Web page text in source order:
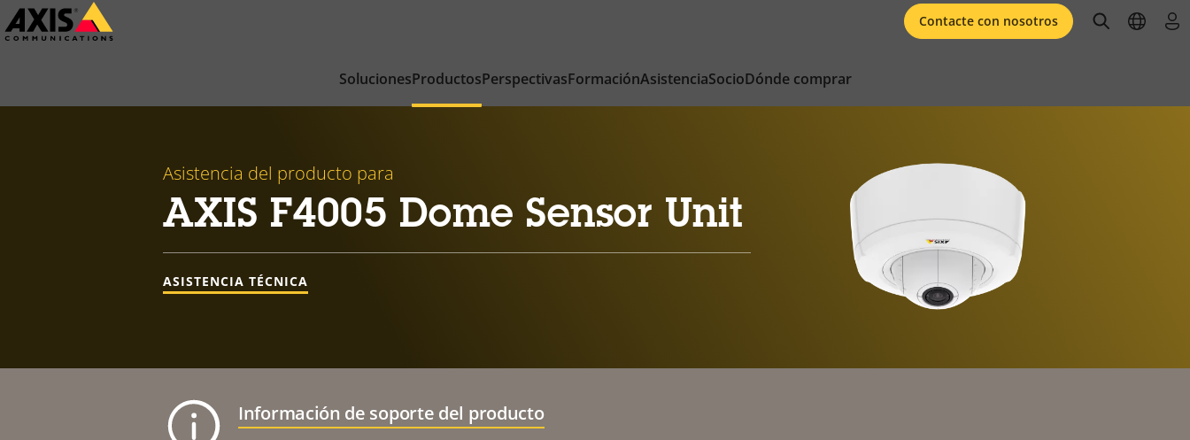
Saltar
al
SolucionesProductosPerspectivasFormaciónAsistenciaSocioDónde comprar
Contacte con nosotros openopen
Asistencia del producto para
AXIS F4005 Dome Sensor Unit
ASISTENCIA TÉCNICA
Información de soporte del producto